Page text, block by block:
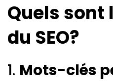
Quels sont
du SEO?
1. Mots-clés